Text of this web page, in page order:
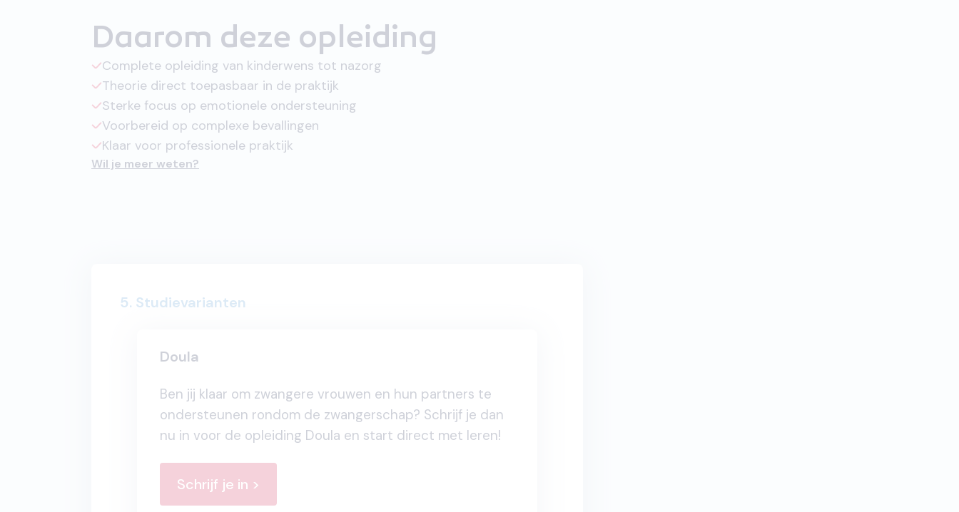
Daarom deze opleiding
Complete opleiding van kinderwens tot nazorg
Theorie direct toepasbaar in de praktijk
Sterke focus op emotionele ondersteuning
Voorbereid op complexe bevallingen
Klaar voor professionele praktijk
Wil je meer weten?
5. Studievarianten
Doula
Ben jij klaar om zwangere vrouwen en hun partners te
ondersteunen rondom de zwangerschap? Schrijf je dan
nu in voor de opleiding Doula en start direct met leren!
Schrijf je in >